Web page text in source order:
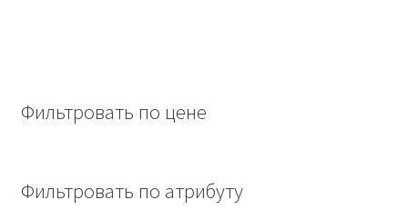
Фильтровать по цене
Фильтровать по атрибуту